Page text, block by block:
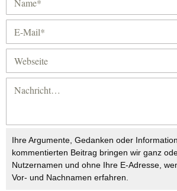
Ihre Argumente, Gedanken oder
kommentierten Beitrag bringen wir ganz
Nutzernamen und ohne Ihre E-Adresse,
Vor- und Nachnamen erfahren.